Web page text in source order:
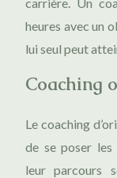
heures avec un
lui seul peut
Coaching
Le coaching
de se poser les
leur parcours